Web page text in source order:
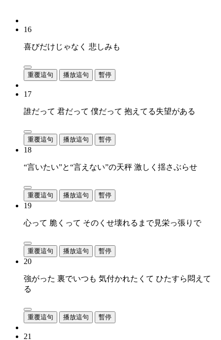
16
喜びだけじゃなく 悲しみも
重覆這句 播放這句 暫停
17
誰だって 君だって 僕だって 抱えてる失望がある
重覆這句 播放這句 暫停
18
“言いたい”と“言えない”の天秤 激しく揺さぶらせ
重覆這句 播放這句 暫停
19
心って 脆くって そのくせ壊れるまで見栄っ張りで
重覆這句 播放這句 暫停
20
強がった 裏でいつも 気付かれたくて ひたすら悶えて
る
重覆這句 播放這句 暫停
21